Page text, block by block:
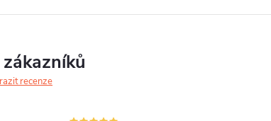
recenze